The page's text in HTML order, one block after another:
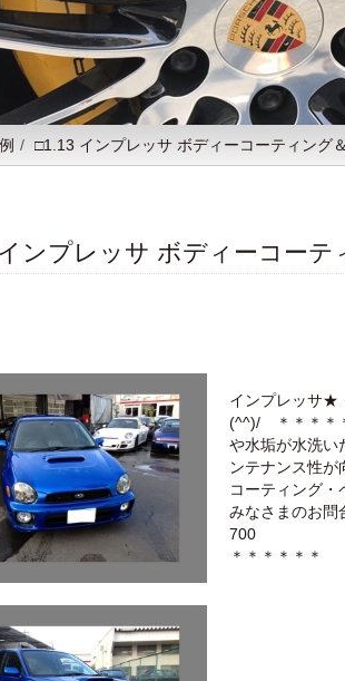
□1.13 インプレッサ ボディーコーティング
ンプレッサ ボディーコー
インプレッサ★
(^^)/ ＊＊＊＊
や水垢が水洗
ンテナンス
コーティン
みなさまの
＊＊＊＊＊＊